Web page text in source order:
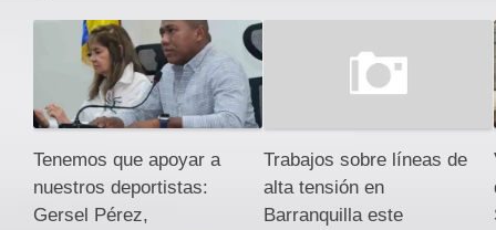
Tenemos que apoyar a
nuestros deportistas:
Gersel Pérez,
Trabajos sobre líneas de
alta tensión en
Barranquilla este